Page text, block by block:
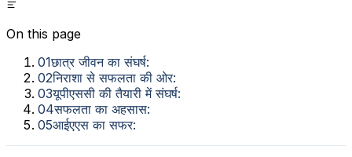
On this page
01छात्र जीवन का संघर्ष:
02निराशा से सफलता की ओर:
03यूपीएससी की तैयारी में संघर्ष:
04सफलता का अहसास:
05आईएएस का सफर: